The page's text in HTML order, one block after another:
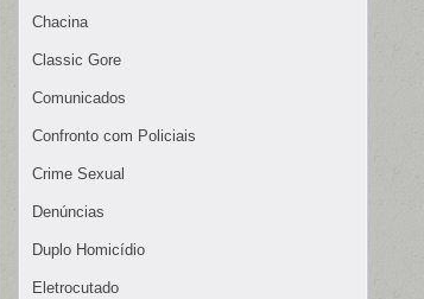
Chacina
Classic Gore
Comunicados
Confronto com Policiais
Crime Sexual
Denúncias
Duplo Homicídio
Eletrocutado